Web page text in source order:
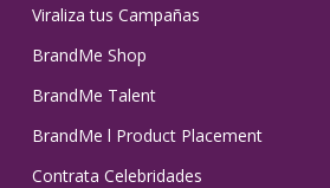
Viraliza tus Campañas
BrandMe Shop
BrandMe Talent
BrandMe l Product Placement
Contrata Celebridades